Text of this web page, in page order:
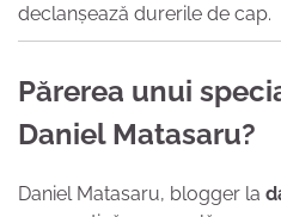
declanșează durerile de cap.
Părerea unui
Daniel Matasaru?
Daniel Matasaru, blogger la